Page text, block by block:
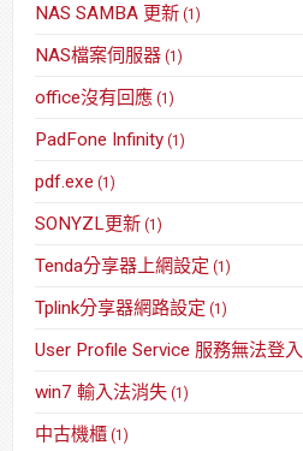
NAS SAMBA 更新 (1)
NAS檔案伺服器 (1)
office沒有回應 (1)
PadFone Infinity (1)
pdf.exe (1)
SONYZL更新 (1)
Tenda分享器上網設定 (1)
Tplink分享器網路設定 (1)
User Profile Service 服務無法登入
win7 輸入法消失 (1)
中古機櫃 (1)